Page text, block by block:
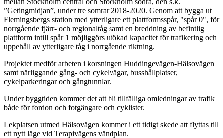
”Getingmidjan”, under tre somrar 2018-2020. Genom att bygga ut
Flemingsbergs station med ytterligare ett plattformsspår, "spår 0", för
norrgående fjärr- och regionaltåg samt en breddning av befintlig
plattform intill spår 1 möjliggörs utökad kapacitet för trafikering och
uppehåll av ytterligare tåg i norrgående riktning.
Projektet medför arbeten i korsningen Huddingevägen-Hälsovägen
samt närliggande gång- och cykelvägar, busshållplatser,
cykelparkeringar och gångtunnlar.
Under byggtiden kommer det att bli tillfälliga omledningar av trafik
både för fordon och fotgängare och cyklister.
Lekplatsen utmed Hälsovägen kommer i ett tidigt skede att flyttas till
ett nytt läge vid Terapivägens vändplan.